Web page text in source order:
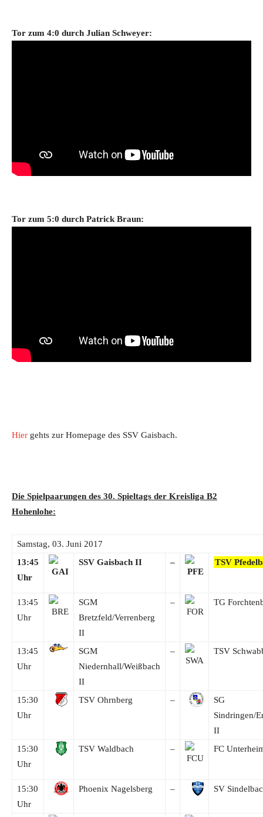
Tor zum 4:0 durch Julian Schweyer:
Tor zum 5:0 durch Patrick Braun:
Hier gehts zur Homepage des SSV Gaisbach.
Die Spielpaarungen des 30. Spieltags der Kreisliga B2
Hohenlohe:
Samstag, 03. Juni 2017
13:45
Uhr
SSV Gaisbach II – TSV
13:45
Uhr
SGM
Bretzfeld/Verrenberg
II
– TG
13:45
Uhr
SGM
Niedernhall/Weißbach
II
– TSV
15:30
Uhr
TSV Ohrnberg –
SG
Sindringen/
II
15:30
Uhr
TSV Waldbach – FC
15:30
Uhr
Phoenix Nagelsberg – SV